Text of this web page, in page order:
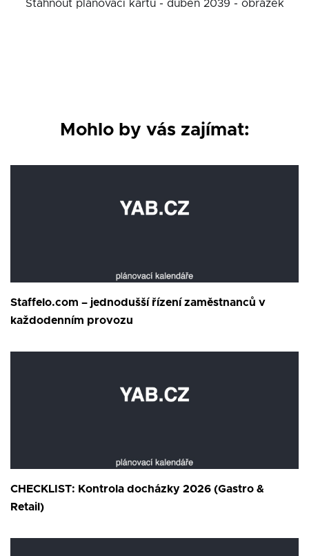
Stáhnout plánovací kartu - duben 2039 - obrázek
Mohlo by vás zajímat:
Staffelo.com – jednodušší řízení zaměstnanců v
každodenním provozu
CHECKLIST: Kontrola docházky 2026 (Gastro &
Retail)